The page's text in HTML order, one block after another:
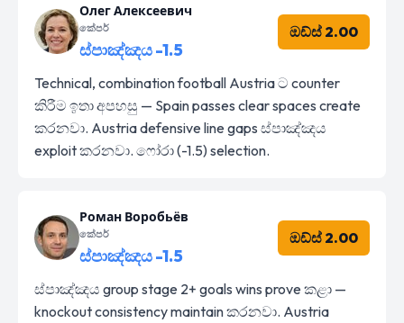
Олег Алексеевич
කේපර්
ස්පාඤ්ඤය -1.5
ඔඩ්ස් 2.00
Technical, combination football Austria ට counter
කිරීම ඉතා අපහසු — Spain passes clear spaces create
කරනවා. Austria defensive line gaps ස්පාඤ්ඤය
exploit කරනවා. ෆෝරා (-1.5) selection.
Роман Воробьёв
කේපර්
ස්පාඤ්ඤය -1.5
ඔඩ්ස් 2.00
ස්පාඤ්ඤය group stage 2+ goals wins prove කළා —
knockout consistency maintain කරනවා. Austria